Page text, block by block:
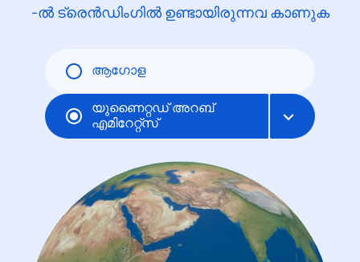
-ൽ ട്രെൻഡിംഗിൽ ഉണ്ടായിരുന്നവ കാണുക
ആഗോള
യുണൈറ്റഡ് അറബ്
എമിറേറ്റ്സ്